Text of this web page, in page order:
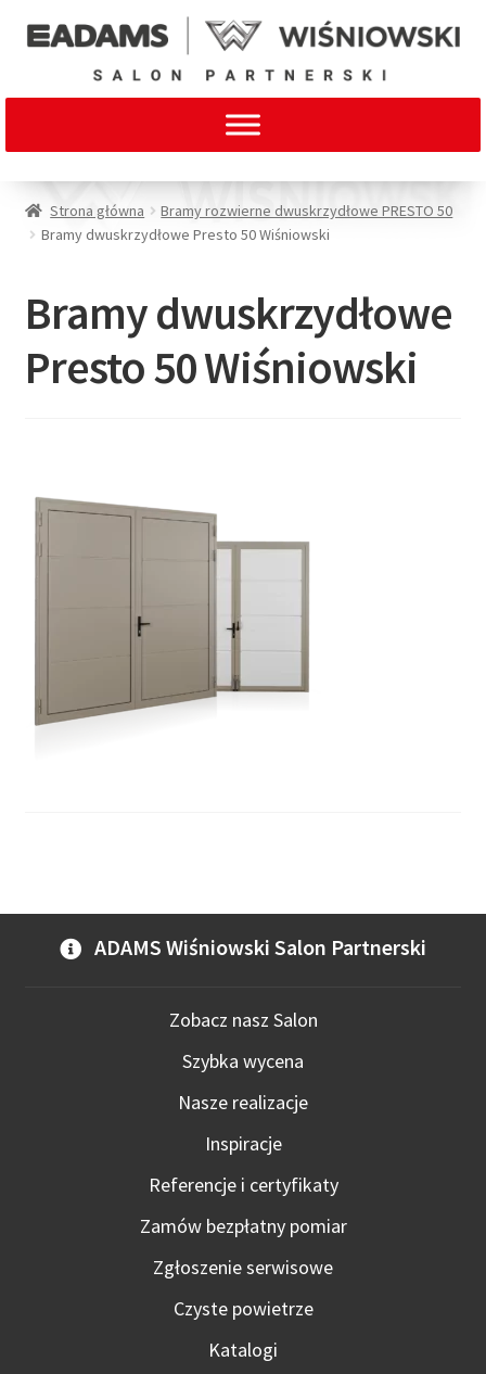
Strona główna
Bramy rozwierne dwuskrzydłowe PRESTO 50
Bramy dwuskrzydłowe Presto 50 Wiśniowski
Bramy dwuskrzydłowe
Presto 50 Wiśniowski
ADAMS Wiśniowski Salon Partnerski
Zobacz nasz Salon
Szybka wycena
Nasze realizacje
Inspiracje
Referencje i certyfikaty
Zamów bezpłatny pomiar
Zgłoszenie serwisowe
Czyste powietrze
Katalogi